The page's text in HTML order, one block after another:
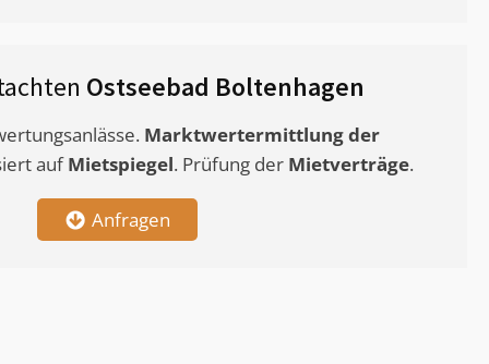
Ostseebad Boltenhagen
Marktwertermittlungder
aufMietspiegel. Prüfung der Mietverträge.
Anfragen